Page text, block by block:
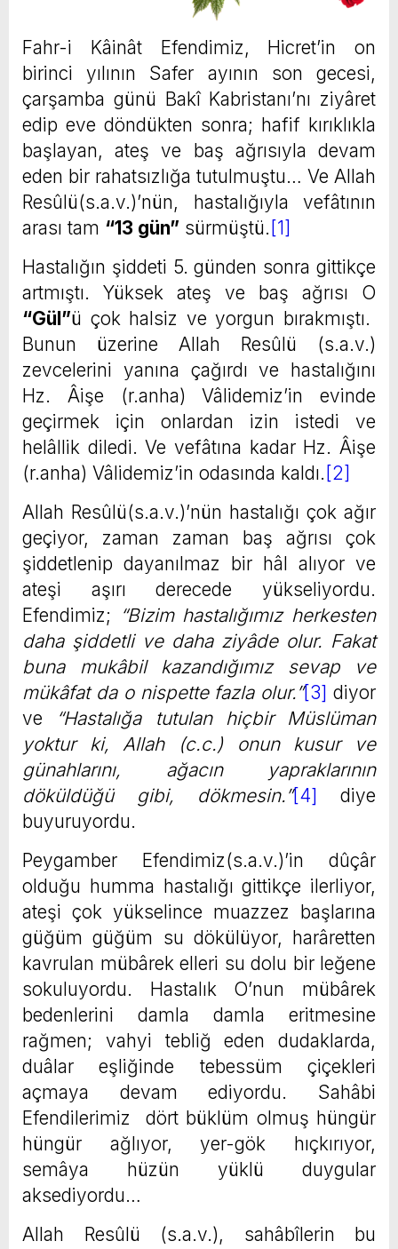
Fahr-i Kâinât Efendimiz, Hicret’in on
birinci yılının Safer ayının son gecesi,
çarşamba günü Bakî Kabristanı’nı ziyâret
edip eve döndükten sonra; hafif kırıklıkla
başlayan, ateş ve baş ağrısıyla devam
eden bir rahatsızlığa tutulmuştu… Ve Allah
Resûlü(s.a.v.)’nün, hastalığıyla vefâtının
arası tam “13 gün” sürmüştü. [1]
Hastalığın şiddeti 5. günden sonra gittikçe
artmıştı. Yüksek ateş ve baş ağrısı O
“Gül”ü çok halsiz ve yorgun bırakmıştı.
Bunun üzerine Allah Resûlü (s.a.v.)
zevcelerini yanına çağırdı ve hastalığını
Hz. Âişe (r.anha) Vâlidemiz’in evinde
geçirmek için onlardan izin istedi ve
helâllik diledi. Ve vefâtına kadar Hz. Âişe
(r.anha) Vâlidemiz’in odasında kaldı. [2]
Allah Resûlü(s.a.v.)’nün hastalığı çok ağır
geçiyor, zaman zaman baş ağrısı çok
şiddetlenip dayanılmaz bir hâl alıyor ve
ateşi aşırı derecede yükseliyordu.
Efendimiz;
“Bizim hastalığımız herkesten
daha şiddetli ve daha ziyâde olur. Fakat
buna mukâbil kazandığımız sevap ve
mükâfat da o nispette fazla olur.”[3] diyor
ve “Hastalığa tutulan hiçbir Müslüman
yoktur ki, Allah (c.c.) onun kusur ve
günahlarını, ağacın yapraklarının
döküldüğü gibi, dökmesin.”[4]
diye
buyuruyordu.
Peygamber Efendimiz(s.a.v.)’in dûçâr
olduğu humma hastalığı gittikçe ilerliyor,
ateşi çok yükselince muazzez başlarına
güğüm güğüm su dökülüyor, harâretten
kavrulan mübârek elleri su dolu bir leğene
sokuluyordu. Hastalık O’nun mübârek
bedenlerini damla damla eritmesine
rağmen; vahyi tebliğ eden dudaklarda,
duâlar eşliğinde tebessüm çiçekleri
açmaya devam ediyordu. Sahâbi
Efendilerimiz dört büklüm olmuş hüngür
hüngür ağlıyor, yer-gök hıçkırıyor,
semâya hüzün yüklü duygular
aksediyordu…
Allah Resûlü (s.a.v.), sahâbîlerin bu